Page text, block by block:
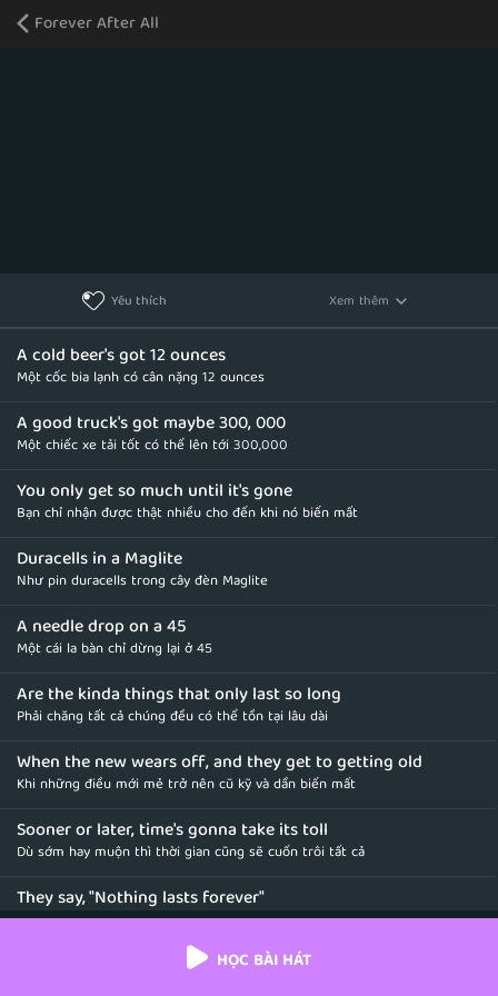
Forever After All
Yêu thích Xem thêm
A cold beer's got 12 ounces
Một cốc bia lạnh có cân nặng 12 ounces
A good truck's got maybe 300, 000
Một chiếc xe tải tốt có thể lên tới 300,000
You only get so much until it's gone
Bạn chỉ nhận được thật nhiều cho đến khi nó biến mất
Duracells in a Maglite
Như pin duracells trong cây đèn Maglite
A needle drop on a 45
Một cái la bàn chỉ dừng lại ở 45
Are the kinda things that only last so long
Phải chăng tất cả chúng đều có thể tồn tại lâu dài
When the new wears off, and they get to getting old
Khi những điều mới mẻ trở nên cũ kỹ và dần biến mất
Sooner or later, time's gonna take its toll
Dù sớm hay muộn thì thời gian cũng sẽ cuốn trôi tất cả
They say, "Nothing lasts forever"
Họ nói rằng chẳng có gì có thể tồn tại vĩnh cửu
But they ain't seen us togetherHỌC BÀI HÁT